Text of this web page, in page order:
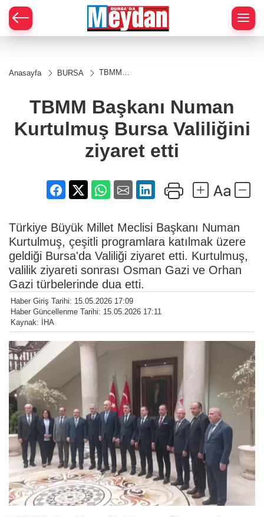
Anasayfa BURSA
TBMM
Kurtulmuş
Bursa
Valiliğini
ziyaret
etti
TBMM Başkanı Numan
Kurtulmuş Bursa Valiliğini
ziyaret etti
Türkiye Büyük Millet Meclisi Başkanı Numan
Kurtulmuş, çeşitli programlara katılmak üzere
geldiği Bursa'da Valiliği ziyaret etti. Kurtulmuş,
valilik ziyareti sonrası Osman Gazi ve Orhan
Gazi türbelerinde dua etti.
Haber Giriş Tarihi: 15.05.2026 17:09
Haber Güncellenme Tarihi: 15.05.2026 17:11
Kaynak: İHA